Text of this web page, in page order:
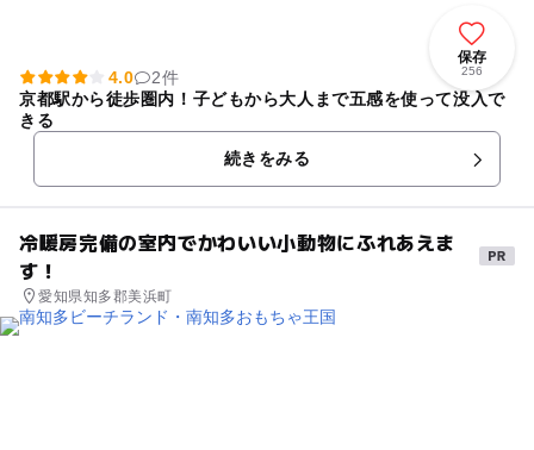
保存
256
4.0
2件
京都駅から徒歩圏内！子どもから大人まで五感を使って没入で
きる
続きをみる
冷暖房完備の室内でかわいい小動物にふれあえま
す！
愛知県知多郡美浜町